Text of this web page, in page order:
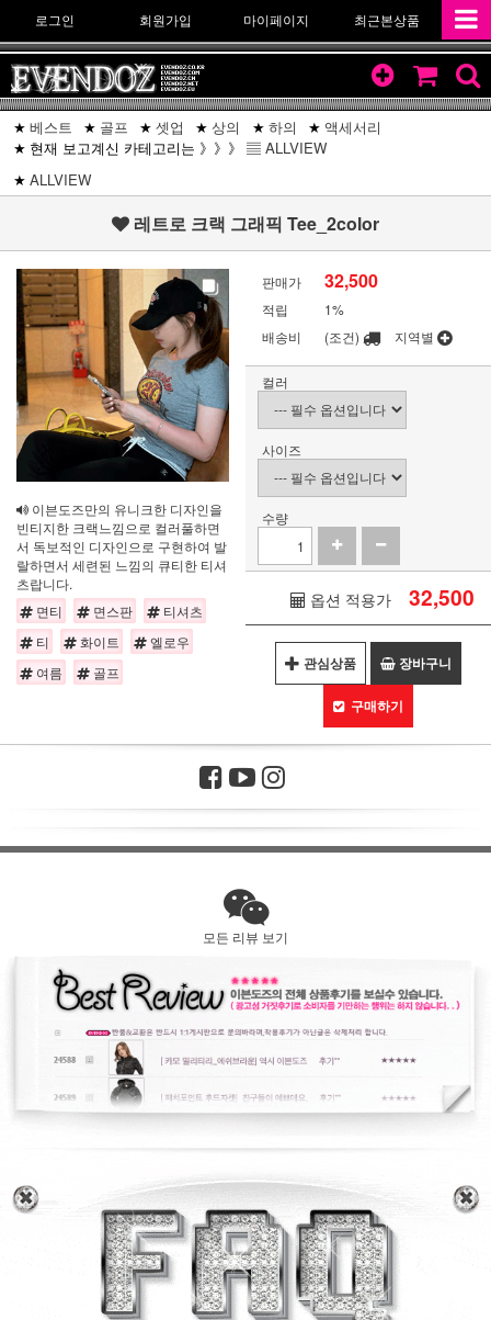
로그인 회원가입 마이페이지 최근본상품
베스트 골프 셋업 상의 하의
액세서리
현재 보고계신 카테고리는 》》》 ▤ ALLVIEW
ALLVIEW
레트로 크랙 그래픽 Tee_2color
이븐도즈만의 유니크한 디자인을
빈티지한 크랙느낌으로 컬러풀하면
서 독보적인 디자인으로 구현하여 발
랄하면서 세련된 느낌의 큐티한 티셔
츠랍니다.
면티
면스판
티셔츠
티
화이트
엘로우
여름
골프
판매가 32,500
적립
1%
배송비
(조건) 지역별
컬러
사이즈
수량
옵션 적용가 32,500
관심상품 장바구니
구매하기
모든 리뷰 보기